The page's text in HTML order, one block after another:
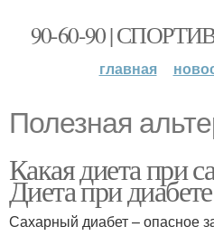
90-60-90 |
главная
Полезная
Какая диета при
Диета при диабете
Сахарный диабет – опасное